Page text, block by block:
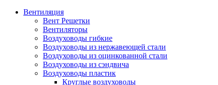
Вентиляция
Вент Решетки
Вентиляторы
Воздуховоды гибкие
Воздуховоды из нержавеющей стали
Воздуховоды из оцинкованной стали
Воздуховоды из сэндвича
Воздуховоды пластик
Круглые воздуховоды